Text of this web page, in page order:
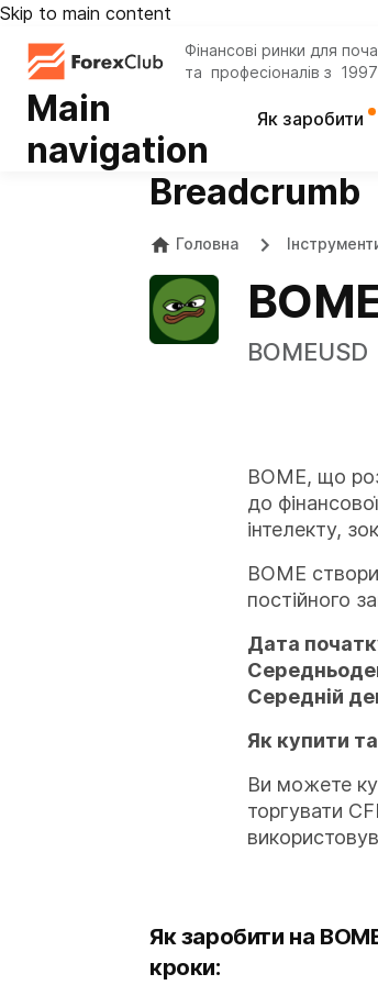
Skip to main content
Фінансові ринки для
та професіоналів з
Main
navigation
Як заробити
Breadcrumb
Головна
BOMEUSD
BOME, що
до
інтелекту,
BOME
постійного
Дата
Середній
Як купити
Ви можете
торгувати
Як заробити на
кроки: